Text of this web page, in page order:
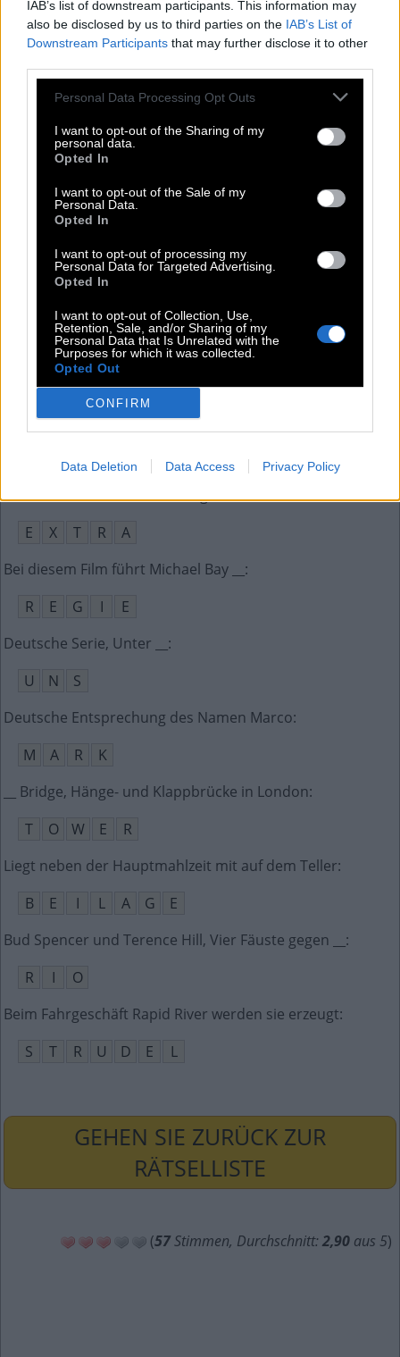
IAB’s list of downstream participants. This information may
also be disclosed by us to third parties on the IAB’s List of
Downstream Participants that may further disclose it to other
Personal Data Processing Opt Outs
I want to opt-out of the Sharing of my
personal data.
Opted In
I want to opt-out of the Sale of my
Personal Data.
Opted In
I want to opt-out of processing my
Personal Data for Targeted Advertising.
Opted In
I want to opt-out of Collection, Use,
Retention, Sale, and/or Sharing of my
Personal Data that Is Unrelated with the
Purposes for which it was collected.
Opted Out
CONFIRM
Data Deletion Data Access Privacy Policy
M
O
L
Frühere Kopfbedeckungen von Päpsten, Papstkronen:
Haitianisch ist diese Art Sprache:
R E O
Die Filmpreise Oscars heißen eigentlich Academy __
Umsatzstärkstes Versicherungsunternehmen Europas
X
A
Teheran ist die Hauptstadt des __:
R A N
S
Die bildet Brühe für Suppe oder Mehl für Brot
S
S
Wöchentliches Boulevard-Magazin bei RTL:
E
X T R
A
Bei diesem Film führt Michael Bay __ :
R
E G I
E
Deutsche Serie, Unter __ :
U
N
S
Deutsche Entsprechung des Namen Marco:
M
A R
K
__ Bridge, Hänge- und Klappbrücke in London:
T
O W E
R
Liegt neben der Hauptmahlzeit mit auf dem Teller:
B
E I L A G
E
Bud Spencer und Terence Hill, Vier Fäuste gegen __ :
R
I
O
Beim Fahrgeschäft Rapid River werden sie erzeugt:
S
T R U D E L
GEHEN SIE ZURÜCK ZUR
RÄTSELLISTE
(57Stimmen, Durchschnitt: 2,90 aus 5)